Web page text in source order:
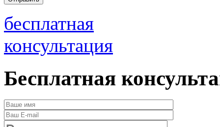
бесплатная
консультация
Бесплатная